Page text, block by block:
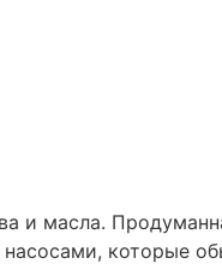
и масла.
которые